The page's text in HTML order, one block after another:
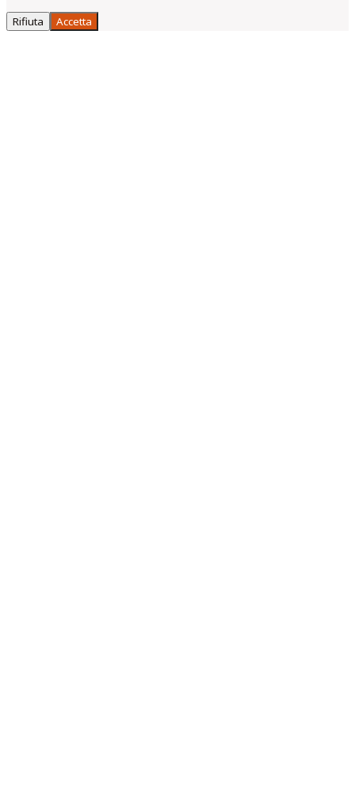
Rifiuta Accetta